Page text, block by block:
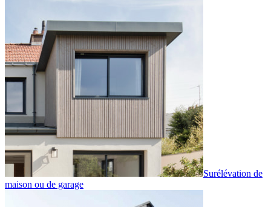
Surélévation de
maison ou de garage